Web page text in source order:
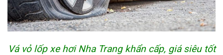
Vá vỏ lốp xe hơi Nha Trang khẩn cấp, giá siêu tốt